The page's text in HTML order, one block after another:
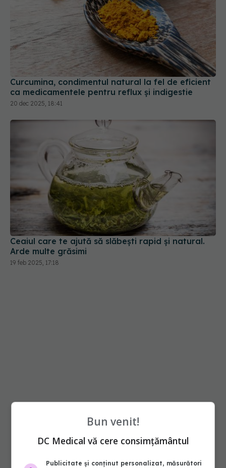
Curcumina, condimentul natural la fel de eficient
ca medicamentele pentru reflux și indigestie
20 dec 2025, 18:41
Ceaiul care te ajută să slăbești rapid și natural.
Arde multe grăsimi
19 feb 2025, 17:18
Bun venit!
DC Medical vă cere consimțământul
Publicitate și conținut personalizat, măsurători